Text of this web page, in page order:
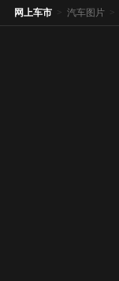
网上车市 > 汽车图片 >